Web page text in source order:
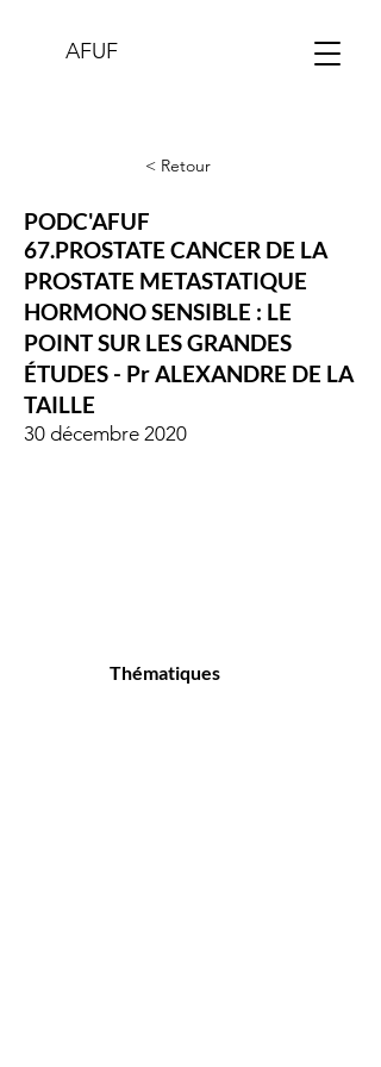
AFUF
< Retour
PODC'AFUF
67.PROSTATE CANCER DE LA
PROSTATE METASTATIQUE
HORMONO SENSIBLE : LE
POINT SUR LES GRANDES
ÉTUDES - Pr ALEXANDRE DE LA
TAILLE
30 décembre 2020
Thématiques